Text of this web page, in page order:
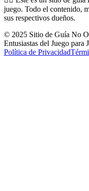
juego. Todo el contenido,
sus respectivos dueños.
© 2025 Sitio de Guía No
Entusiastas del Juego para
Política de Privacidad